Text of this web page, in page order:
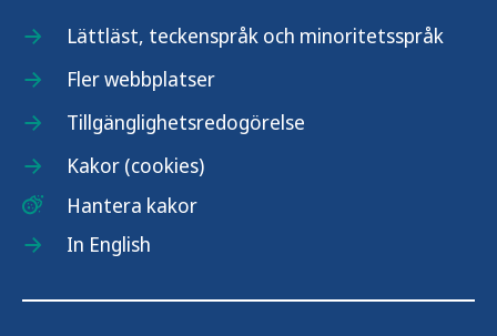
Lättläst, teckenspråk och minoritetsspråk
Fler webbplatser
Tillgänglighetsredogörelse
Kakor (cookies)
Hantera kakor
In English